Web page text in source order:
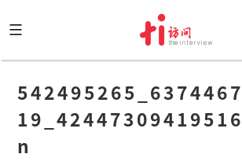
to
content
n